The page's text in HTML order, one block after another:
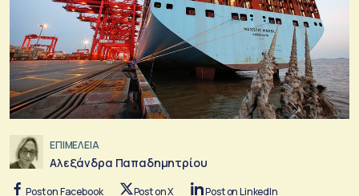
ΕΠΙΜΕΛΕΙΑ
Αλεξάνδρα Παπαδημητρίου
Post on Facebook Post on X Post on LinkedIn